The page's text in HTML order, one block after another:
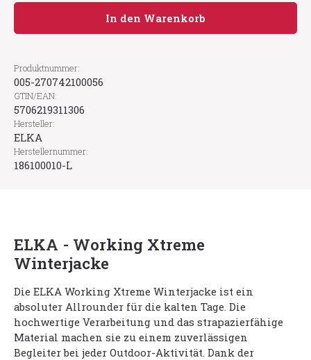
In den Warenkorb
Produktnummer:
005-270742100056
GTIN/EAN:
5706219311306
Hersteller:
ELKA
Herstellernummer:
186100010-L
ELKA - Working Xtreme
Winterjacke
Die ELKA Working Xtreme Winterjacke ist ein
absoluter Allrounder für die kalten Tage. Die
hochwertige Verarbeitung und das strapazierfähige
Material machen sie zu einem zuverlässigen
Begleiter bei jeder Outdoor-Aktivität. Dank der